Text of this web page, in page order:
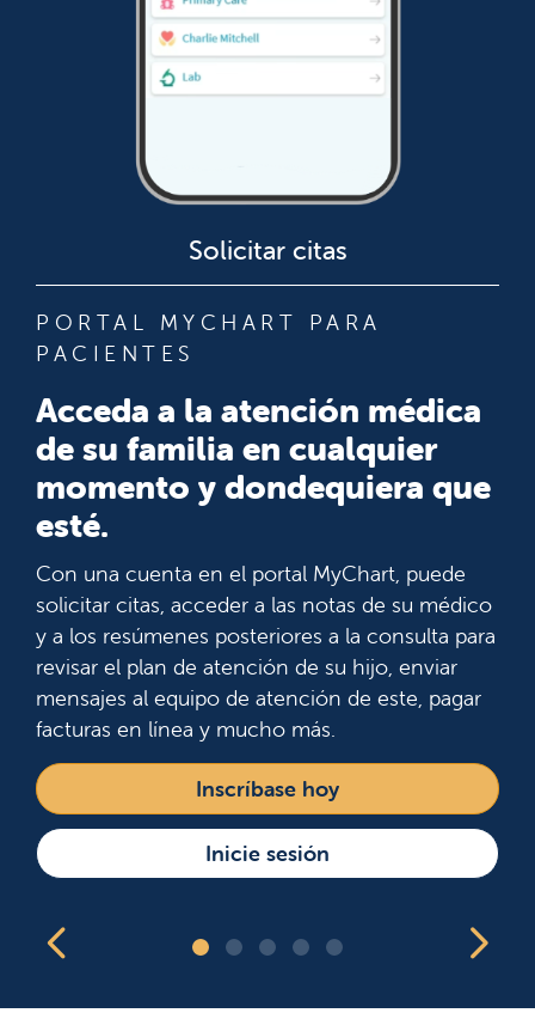
Solicitar citas
PORTAL MYCHART PARA
PACIENTES
Acceda a la atención médica
de su familia en cualquier
momento y dondequiera que
esté.
Con una cuenta en el portal MyChart, puede
solicitar citas, acceder a las notas de su médico
y a los resúmenes posteriores a la consulta para
revisar el plan de atención de su hijo, enviar
mensajes al equipo de atención de este, pagar
facturas en línea y mucho más.
Inscríbase hoy
Inicie sesión
Mostrar diapositiva 1 de 5
Diapositiva 1
Diapositiva 2
Diapositiva 3
Diapositiva 4
Diapositiva 5
Diapositiva anterior